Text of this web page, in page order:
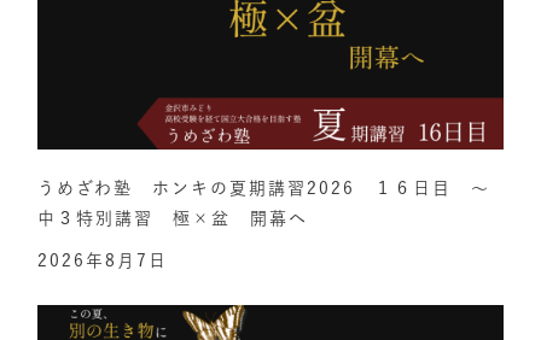
うめざわ塾 ホンキの夏期講習2026 １６日目 ～
中３特別講習 極×盆 開幕へ
2026年8月7日